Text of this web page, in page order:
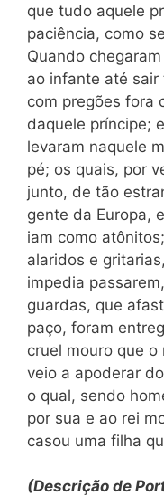
que tudo aquele
paciência, como
Quando
ao infante até
com pregões fora
daquele príncipe;
levaram naquele
pé; os quais, por
junto, de tão
gente da Europa,
iam como
alaridos e
impedia
guardas, que
paço, foram
cruel mouro que
veio a apoderar
o qual, sendo
por sua e ao rei
casou uma filha
(Descrição de